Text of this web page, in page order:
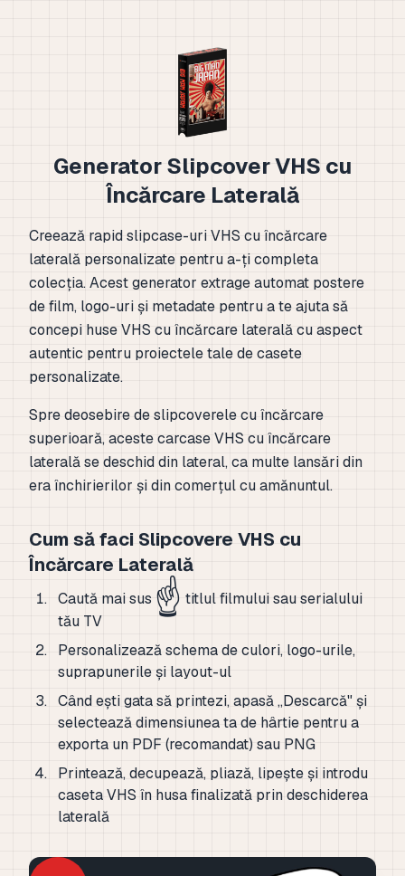
Generator Slipcover VHS cu
Încărcare Laterală
Creează rapid slipcase-uri VHS cu încărcare
laterală personalizate pentru a-ți completa
colecția. Acest generator extrage automat postere
de film, logo-uri și metadate pentru a te ajuta să
concepi huse VHS cu încărcare laterală cu aspect
autentic pentru proiectele tale de casete
personalizate.
Spre deosebire de slipcoverele cu încărcare
superioară, aceste carcase VHS cu încărcare
laterală se deschid din lateral, ca multe lansări din
era închirierilor și din comerțul cu amănuntul.
Cum să faci Slipcovere VHS cu
Încărcare Laterală
Caută mai sus ☝️ titlul filmului sau serialului
tău TV
Personalizează schema de culori, logo-urile,
suprapunerile și layout-ul
Când ești gata să printezi, apasă „Descarcă" și
selectează dimensiunea ta de hârtie pentru a
exporta un PDF (recomandat) sau PNG
Printează, decupează, pliază, lipește și introdu
caseta VHS în husa finalizată prin deschiderea
laterală